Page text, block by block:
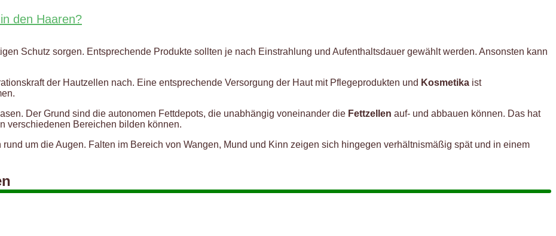
den Haaren?
Schutz sorgen. Entsprechende Produkte sollten je nach Einstrahlung und Aufenthaltsdauer gewählt werden. Ansonsten kann
der Hautzellen nach. Eine entsprechende Versorgung der Haut mit Pflegeprodukten und Kosmetika ist
Der Grund sind die autonomen Fettdepots, die unabhängig voneinander die Fettzellen auf- und abbauen können. Das hat
verschiedenen Bereichen bilden können.
um die Augen. Falten im Bereich von Wangen, Mund und Kinn zeigen sich hingegen verhältnismäßig spät und in einem